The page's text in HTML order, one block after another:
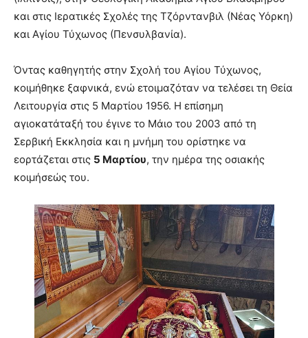
και στις Ιερατικές Σχολές της Τζόρντανβιλ (Νέας Υόρκη)
και Αγίου Τύχωνος (Πενσυλβανία).
Όντας καθηγητής στην Σχολή του Αγίου Τύχωνος,
κοιμήθηκε ξαφνικά, ενώ ετοιμαζόταν να τελέσει τη Θεία
Λειτουργία στις 5 Μαρτίου 1956. Η επίσημη
αγιοκατάταξή του έγινε το Μάιο του 2003 από τη
Σερβική Εκκλησία και η μνήμη του ορίστηκε να
εορτάζεται στις 5 Μαρτίου, την ημέρα της οσιακής
κοιμήσεώς του.